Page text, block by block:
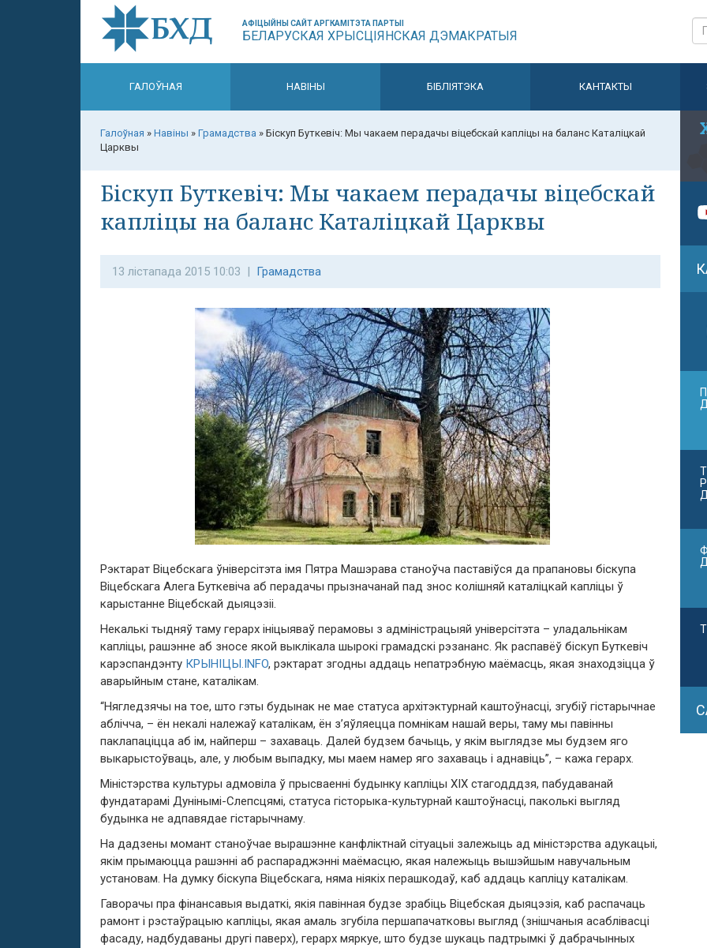
АФІЦЫЙНЫ САЙТ АРГКАМІТЭТА ПАРТЫІ
БЕЛАРУСКАЯ ХРЫСЦІЯНСКАЯ ДЭМАКРАТЫЯ
ГАЛОЎНАЯ НАВІНЫ БІБЛІЯТЭКА КАНТАКТЫ
Галоўная » Навіны » Грамадства » Біскуп Буткевіч: Мы чакаем перадачы віцебскай капліцы на баланс Каталіцкай
Царквы
Біскуп Буткевіч: Мы чакаем перадачы віцебскай
капліцы на баланс Каталіцкай Царквы
13 лістапада 2015 10:03 | Грамадства
Рэктарат Віцебскага ўніверсітэта імя Пятра Машэрава станоўча паставіўся да прапановы біскупа
Віцебскага Алега Буткевіча аб перадачы прызначанай пад знос колішняй каталіцкай капліцы ў
карыстанне Віцебскай дыяцэзіі.
Некалькі тыдняў таму герарх ініцыяваў перамовы з адміністрацыяй універсітэта – уладальнікам
капліцы, рашэнне аб зносе якой выклікала шырокі грамадскі рэзананс. Як распавёў біскуп Буткевіч
карэспандэнту КРЫНІЦЫ.INFO, рэктарат згодны аддаць непатрэбную маёмасць, якая знаходзіцца ў
аварыйным стане, каталікам.
“Нягледзячы на тое, што гэты будынак не мае статуса архітэктурнай каштоўнасці, згубіў гістарычнае
аблічча, – ён некалі належаў каталікам, ён з’яўляецца помнікам нашай веры, таму мы павінны
паклапаціцца аб ім, найперш – захаваць. Далей будзем бачыць, у якім выглядзе мы будзем яго
выкарыстоўваць, але, у любым выпадку, мы маем намер яго захаваць і аднавіць”, – кажа герарх.
Міністэрства культуры адмовіла ў прысваенні будынку капліцы XIX стагодддзя, пабудаванай
фундатарамі Дунінымі-Слепсцямі, статуса гісторыка-культурнай каштоўнасці, паколькі выгляд
будынка не адпавядае гістарычнаму.
На дадзены момант станоўчае вырашэнне канфліктнай сітуацыі залежыць ад міністэрства адукацыі,
якім прымаюцца рашэнні аб распараджэнні маёмасцю, якая належыць вышэйшым навучальным
установам. На думку біскупа Віцебскага, няма ніякіх перашкодаў, каб аддаць капліцу каталікам.
Гаворачы пра фінансавыя выдаткі, якія павінная будзе зрабіць Віцебская дыяцэзія, каб распачаць
рамонт і рэстаўрацыю капліцы, якая амаль згубіла першапачатковы выгляд (знішчаныя асаблівасці
фасаду, надбудаваны другі паверх), герарх мяркуе, што будзе шукаць падтрымкі ў дабрачынных